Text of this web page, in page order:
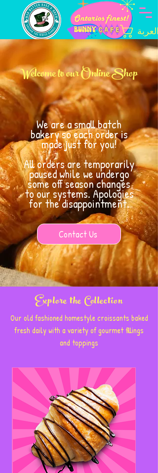
العربة
Welcome to our Online Shop
We are a small batch
bakery so each order is
made just for you!
All orders are temporarily
paused while we undergo
some off season changes
to our systems. Apologies
for the disappointment.
Contact Us
Explore the Collection
Our old fashioned homestyle croissants baked
fresh daily with a variety of gourmet fillings
and toppings